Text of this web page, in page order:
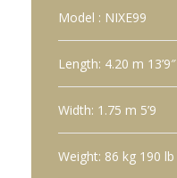
Model : NIXE99
Length: 4.20 m 13’9″
Width: 1.75 m 5’9
Weight: 86 kg 190 lb